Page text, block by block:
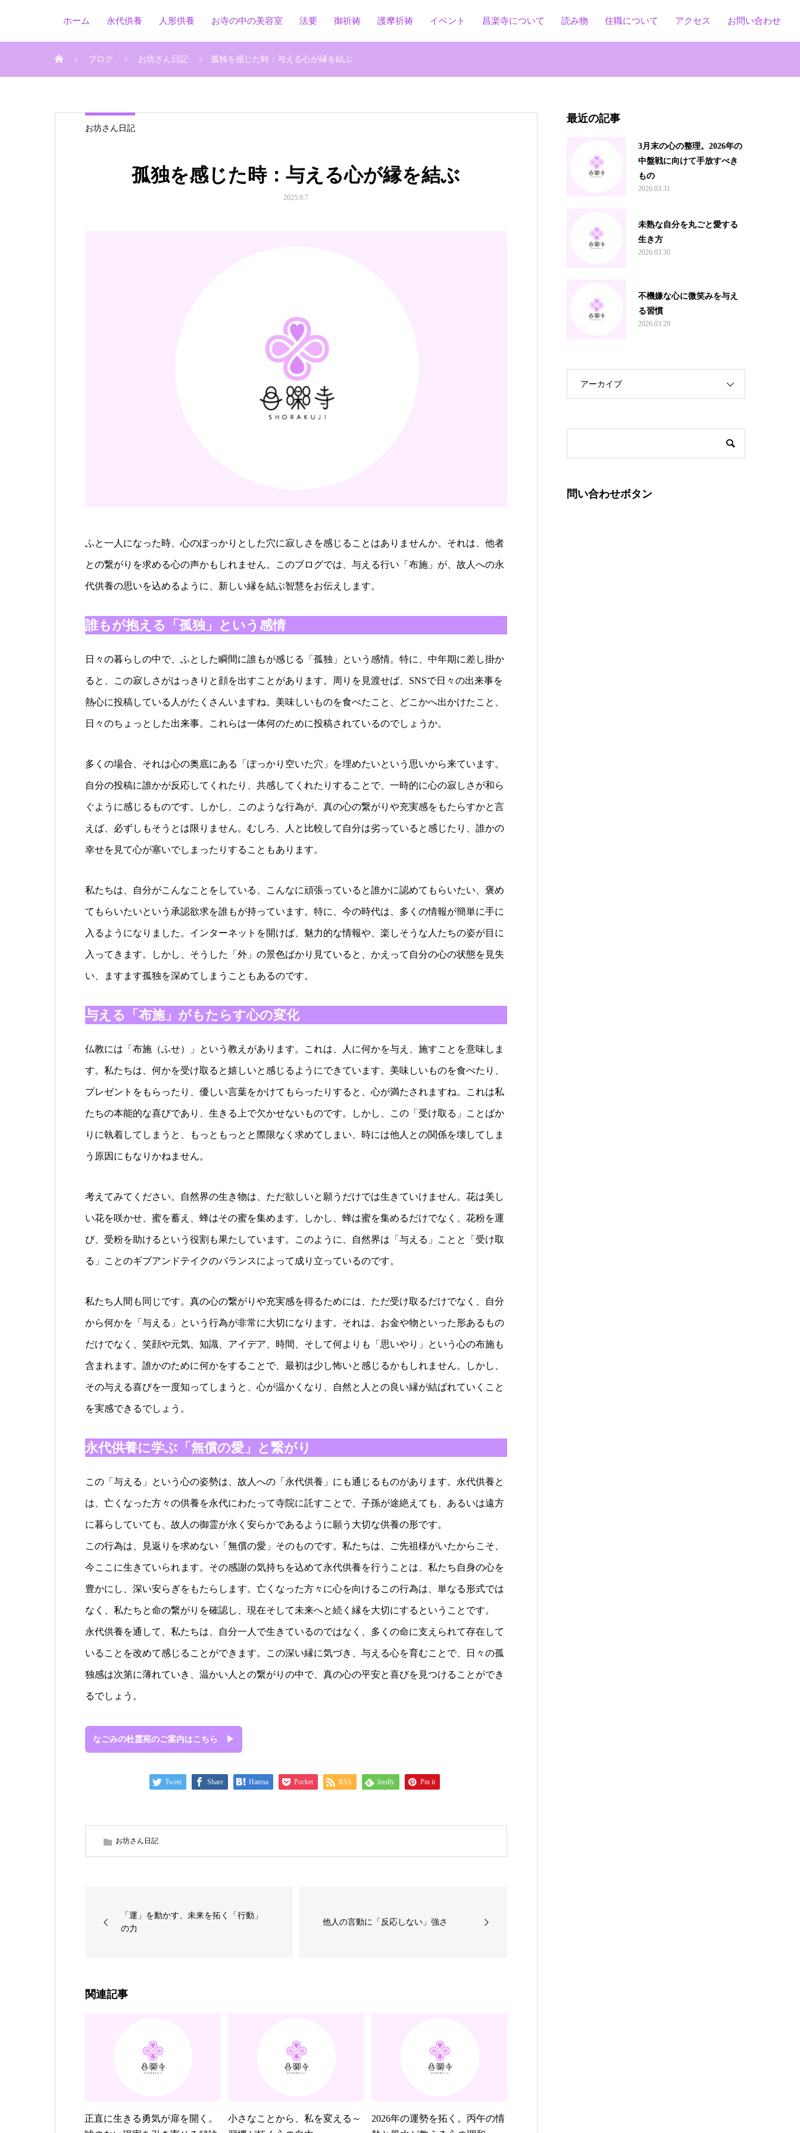
ホーム 永代供養 人形供養 お寺の中の美容室 法要 御祈祷 護摩祈祷 イベント 昌楽寺について 読み物 住職について アクセス お問い合わせ
ブログ お坊さん日記 孤独を感じた時：与える心が縁を結ぶ
お坊さん日記
孤独を感じた時：与える心が縁を結ぶ
2025.9.7
ふと一人になった時、心のぽっかりとした穴に寂しさを感じることはありませんか。それは、他者
との繋がりを求める心の声かもしれません。このブログでは、与える行い「布施」が、故人への永
代供養の思いを込めるように、新しい縁を結ぶ智慧をお伝えします。
誰もが抱える「孤独」という感情
日々の暮らしの中で、ふとした瞬間に誰もが感じる「孤独」という感情。特に、中年期に差し掛か
ると、この寂しさがはっきりと顔を出すことがあります。周りを見渡せば、SNSで日々の出来事を
熱心に投稿している人がたくさんいますね。美味しいものを食べたこと、どこかへ出かけたこと、
日々のちょっとした出来事。これらは一体何のために投稿されているのでしょうか。
多くの場合、それは心の奥底にある「ぽっかり空いた穴」を埋めたいという思いから来ています。
自分の投稿に誰かが反応してくれたり、共感してくれたりすることで、一時的に心の寂しさが和ら
ぐように感じるものです。しかし、このような行為が、真の心の繋がりや充実感をもたらすかと言
えば、必ずしもそうとは限りません。むしろ、人と比較して自分は劣っていると感じたり、誰かの
幸せを見て心が塞いでしまったりすることもあります。
私たちは、自分がこんなことをしている、こんなに頑張っていると誰かに認めてもらいたい、褒め
てもらいたいという承認欲求を誰もが持っています。特に、今の時代は、多くの情報が簡単に手に
入るようになりました。インターネットを開けば、魅力的な情報や、楽しそうな人たちの姿が目に
入ってきます。しかし、そうした「外」の景色ばかり見ていると、かえって自分の心の状態を見失
い、ますます孤独を深めてしまうこともあるのです。
与える「布施」がもたらす心の変化
仏教には「布施（ふせ）」という教えがあります。これは、人に何かを与え、施すことを意味しま
す。私たちは、何かを受け取ると嬉しいと感じるようにできています。美味しいものを食べたり、
プレゼントをもらったり、優しい言葉をかけてもらったりすると、心が満たされますね。これは私
たちの本能的な喜びであり、生きる上で欠かせないものです。しかし、この「受け取る」ことばか
りに執着してしまうと、もっともっとと際限なく求めてしまい、時には他人との関係を壊してしま
う原因にもなりかねません。
考えてみてください。自然界の生き物は、ただ欲しいと願うだけでは生きていけません。花は美し
い花を咲かせ、蜜を蓄え、蜂はその蜜を集めます。しかし、蜂は蜜を集めるだけでなく、花粉を運
び、受粉を助けるという役割も果たしています。このように、自然界は「与える」ことと「受け取
る」ことのギブアンドテイクのバランスによって成り立っているのです。
私たち人間も同じです。真の心の繋がりや充実感を得るためには、ただ受け取るだけでなく、自分
から何かを「与える」という行為が非常に大切になります。それは、お金や物といった形あるもの
だけでなく、笑顔や元気、知識、アイデア、時間、そして何よりも「思いやり」という心の布施も
含まれます。誰かのために何かをすることで、最初は少し怖いと感じるかもしれません。しかし、
その与える喜びを一度知ってしまうと、心が温かくなり、自然と人との良い縁が結ばれていくこと
を実感できるでしょう。
永代供養に学ぶ「無償の愛」と繋がり
この「与える」という心の姿勢は、故人への「永代供養」にも通じるものがあります。永代供養と
は、亡くなった方々の供養を永代にわたって寺院に託すことで、子孫が途絶えても、あるいは遠方
に暮らしていても、故人の御霊が永く安らかであるように願う大切な供養の形です。
この行為は、見返りを求めない「無償の愛」そのものです。私たちは、ご先祖様がいたからこそ、
今ここに生きていられます。その感謝の気持ちを込めて永代供養を行うことは、私たち自身の心を
豊かにし、深い安らぎをもたらします。亡くなった方々に心を向けるこの行為は、単なる形式では
なく、私たちと命の繋がりを確認し、現在そして未来へと続く縁を大切にするということです。
永代供養を通して、私たちは、自分一人で生きているのではなく、多くの命に支えられて存在して
いることを改めて感じることができます。この深い縁に気づき、与える心を育むことで、日々の孤
独感は次第に薄れていき、温かい人との繋がりの中で、真の心の平安と喜びを見つけることができ
るでしょう。
なごみの杜霊苑のご案内はこちら ▶
Tweet Share Hatena Pocket RSS feedly Pin it
お坊さん日記
「運」を動かす、未来を拓く「行動」
の力
他人の言動に「反応しない」強さ
関連記事
正直に生きる勇気が扉を開く。
小さなことから、私を変える～
2026年の運勢を拓く。丙午の情
最近の記事
3月末の心の整理。2026年の
中盤戦に向けて手放すべき
もの
2026.03.31
未熟な自分を丸ごと愛する
生き方
2026.03.30
不機嫌な心に微笑みを与え
る習慣
2026.03.29
アーカイブ
問い合わせボタン